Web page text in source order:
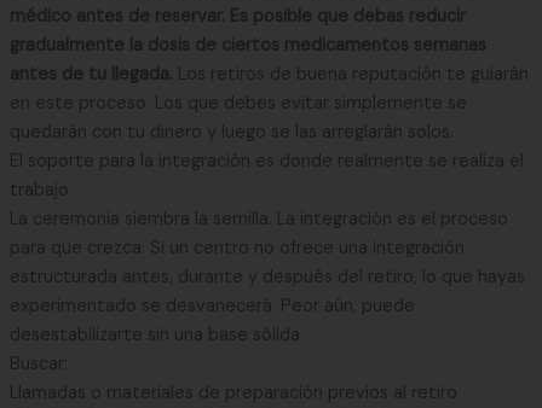
médico antes de reservar. Es posible que debas reducir
gradualmente la dosis de ciertos medicamentos semanas
antes de tu llegada. Los retiros de buena reputación te guiarán
en este proceso. Los que debes evitar simplemente se
quedarán con tu dinero y luego se las arreglarán solos.
El soporte para la integración es donde realmente se realiza el
trabajo.
La ceremonia siembra la semilla. La integración es el proceso
para que crezca. Si un centro no ofrece una integración
estructurada antes, durante y después del retiro, lo que hayas
experimentado se desvanecerá. Peor aún, puede
desestabilizarte sin una base sólida.
Buscar:
Llamadas o materiales de preparación previos al retiro